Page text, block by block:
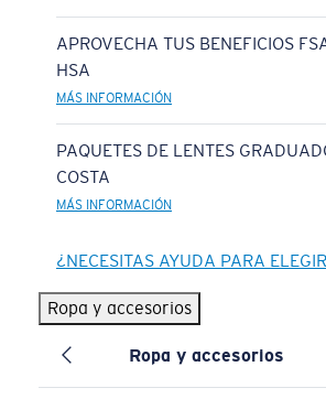
APROVECHA TUS BENEFICIOS
HSA
MÁS INFORMACIÓN
PAQUETES DE LENTES
COSTA
MÁS INFORMACIÓN
¿NECESITAS AYUDA PARA
Ropa y accesorios
Ropa y accesorios